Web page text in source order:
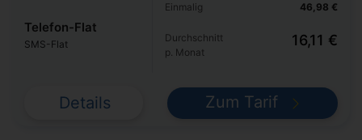
Telefon-Flat
SMS-Flat
Einmalig
46,98 €
Durchschnitt
p. Monat
16,11 €
Details Zum Tarif